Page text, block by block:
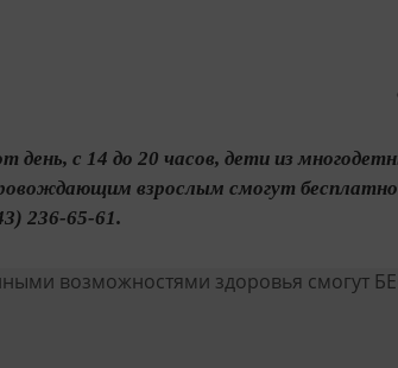
день, с 14 до 20 часов, дети из
взрослым смогут
236-65-61.